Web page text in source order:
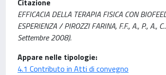
Citazione
EFFICACIA DELLA TERAPIA FISICA CON
ESPERIENZA / PIROZZI FARINA, F.F., A., P.,
Settembre 2008).
Appare nelle tipologie:
4.1 Contributo in Atti di convegno